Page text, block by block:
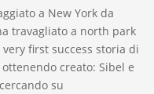
a New York da
travagliato a north park
first success storia di
creato: Sibel e
su